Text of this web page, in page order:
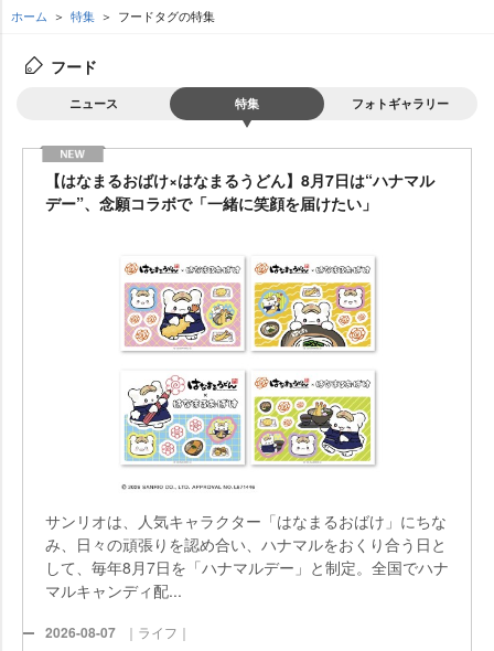
ホーム 特集 フードタグの特集
フード
ニュース 特集 フォトギャラリー
【はなまるおばけ×はなまるうどん】8月7日は“ハナマル
デー”、念願コラボで「一緒に笑顔を届けたい」
サンリオは、人気キャラクター「はなまるおばけ」にちな
み、日々の頑張りを認め合い、ハナマルをおくり合う日と
して、毎年8月7日を「ハナマルデー」と制定。全国でハナ
マルキャンディ配...
2026-08-07 ｜ライフ｜